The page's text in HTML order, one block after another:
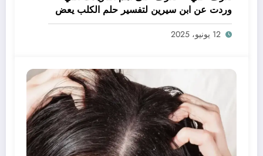
وردت عن ابن سيرين لتفسير حلم الكلب يعض
يدي – بالتفصيل
12 يونيو، 2025